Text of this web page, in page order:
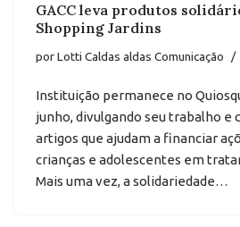
GACC leva produtos
Shopping Jardins
porLotti Caldas aldas Comunicação
Instituição permanece no
junho, divulgando seu trabalho e
artigos que ajudam a financiar
crianças e adolescentes em
Mais uma vez, a solidariedade…